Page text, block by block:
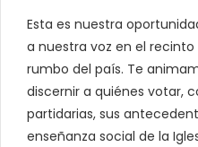
Esta es nuestra
a nuestra voz en el
rumbo del país. Te
discernir a quiénes votar,
partidarias, sus
enseñanza social de la